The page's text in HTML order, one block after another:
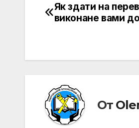
Навигация
Як здати на
виконане вами
От